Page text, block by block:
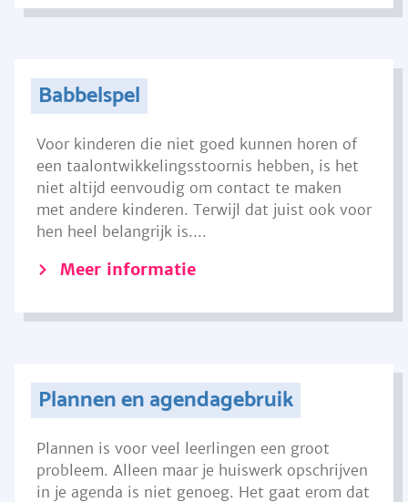
Babbelspel
Voor kinderen die niet goed kunnen horen of
een taalontwikkelingsstoornis hebben, is het
niet altijd eenvoudig om contact te maken
met andere kinderen. Terwijl dat juist ook voor
hen heel belangrijk is....
Meer informatie
Plannen en agendagebruik
Plannen is voor veel leerlingen een groot
probleem. Alleen maar je huiswerk opschrijven
in je agenda is niet genoeg. Het gaat erom dat